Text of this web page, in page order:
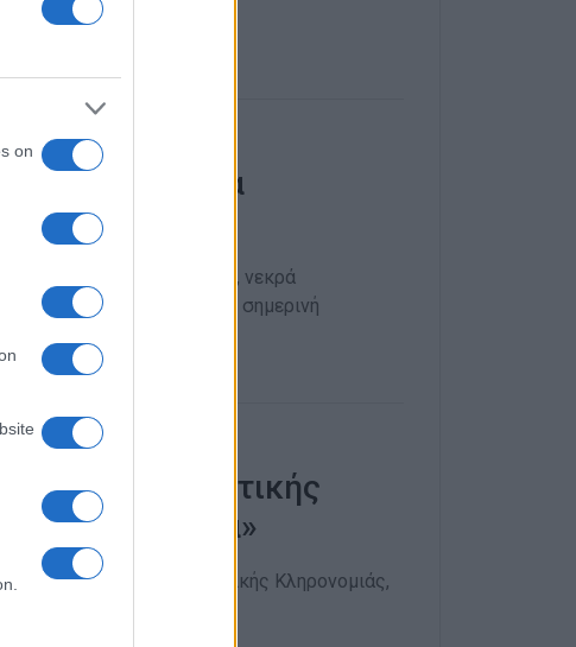
on
Ημέρα
του παρελθόντος, νεκρά
να παραμεριστούν από τη σημερινή
Άυλης Πολιτιστικής
Πετεγολέτσα»
Άυλης Πολιτιστικής Κληρονομιάς,